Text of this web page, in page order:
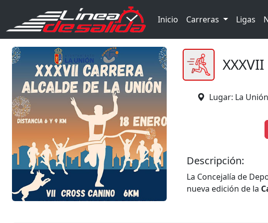
Inicio Carreras Ligas
Lugar: La Unión
Descripción:
La Concejalía de
nueva edición de la
calendario
El evento se